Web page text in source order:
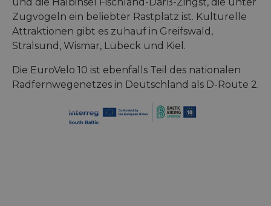
und die Halbinsel Fischland-Darß-Zingst, die unter
Zugvögeln ein beliebter Rastplatz ist. Kulturelle
Attraktionen gibt es zuhauf in Greifswald,
Stralsund, Wismar, Lübeck und Kiel.
Die EuroVelo 10 ist ebenfalls Teil des nationalen
Radfernwegenetzes in Deutschland als D-Route 2.